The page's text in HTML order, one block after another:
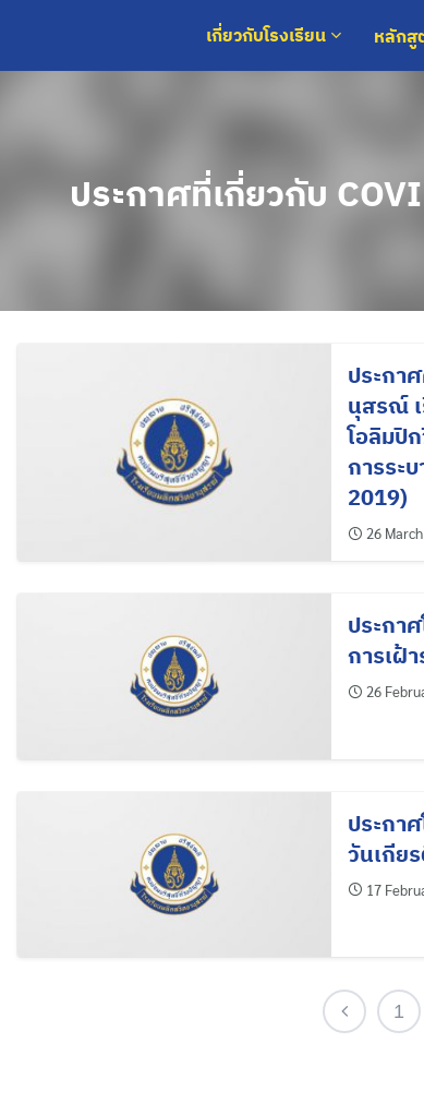
เกี่ยวกับโรงเรียน หลักสู
ประกาศที่เกี่ยวกับ
ประกา
นุสรณ์
โอลิมปิ
การระ
2019)
26
ประกา
การเฝ้
26
ประกา
วันเกีย
17
1